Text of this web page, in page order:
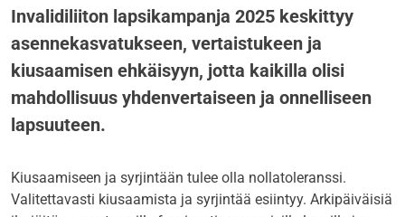
Invalidiliiton lapsikampanja 2025 keskittyy
asennekasvatukseen, vertaistukeen ja
kiusaamisen ehkäisyyn, jotta kaikilla olisi
mahdollisuus yhdenvertaiseen ja onnelliseen
lapsuuteen.
Kiusaamiseen ja syrjintään tulee olla nollatoleranssi.
Valitettavasti kiusaamista ja syrjintää esiintyy. Arkipäiväisiä